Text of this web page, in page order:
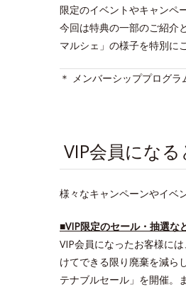
限定のイベントやキャンペ
今回は特典の一部のご紹介
マルシェ」の様子を特別に
＊ メンバーシッププログラ
VIP会員にな
様々なキャンペーンやイベ
■VIP限定のセール・抽選な
VIP会員になったお客様に
けてできる限り廃棄を減ら
テナブルセール」を開催。